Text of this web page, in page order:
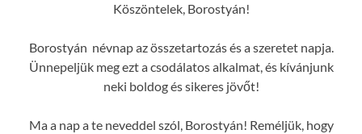
Köszöntelek, Borostyán!
Borostyán névnap az összetartozás és a szeretet napja.
Ünnepeljük meg ezt a csodálatos alkalmat, és kívánjunk
neki boldog és sikeres jövőt!
Ma a nap a te neveddel szól, Borostyán! Reméljük, hogy